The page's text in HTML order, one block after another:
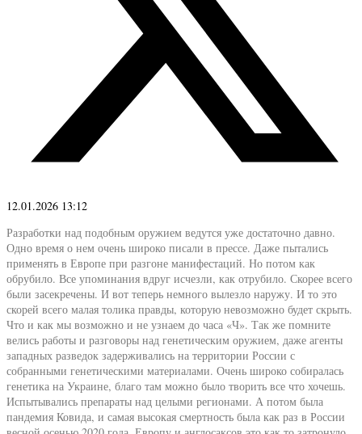
12.01.2026 13:12
Разработки над подобным оружием ведутся уже достаточно давно.
Одно время о нем очень широко писали в прессе. Даже пытались
применять в Европе при разгоне манифестаций. Но потом как
обрубило. Все упоминания вдруг исчезли, как отрубило. Скорее всего
были засекречены. И вот теперь немного вылезло наружу. И то это
скорей всего малая толика правды, которую невозможно будет скрыть.
Что и как мы возможно и не узнаем до часа «Ч». Так же помните
велись работы и разговоры над генетическим оружием, даже агенты
западных разведок задерживались на территории России с
собранными генетическими материалами. Очень широко собиралась
генетика на Украине, благо там можно было творить все что хочешь.
Испытывались препараты над целыми регионами. А потом была
пандемия Ковида, и самая высокая смертность была как раз в России